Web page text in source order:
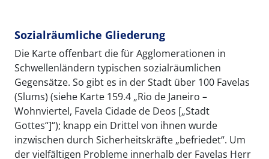
Sozialräumliche Gliederung
Die Karte offenbart die für Agglomerationen in
Schwellenländern typischen sozialräumlichen
Gegensätze. So gibt es in der Stadt über 100 Favelas
(Slums) (siehe Karte 159.4 „Rio de Janeiro –
Wohnviertel, Favela Cidade de Deos [„Stadt
Gottes“]“); knapp ein Drittel von ihnen wurde
inzwischen durch Sicherheitskräfte „befriedet“. Um
der vielfältigen Probleme innerhalb der Favelas Herr